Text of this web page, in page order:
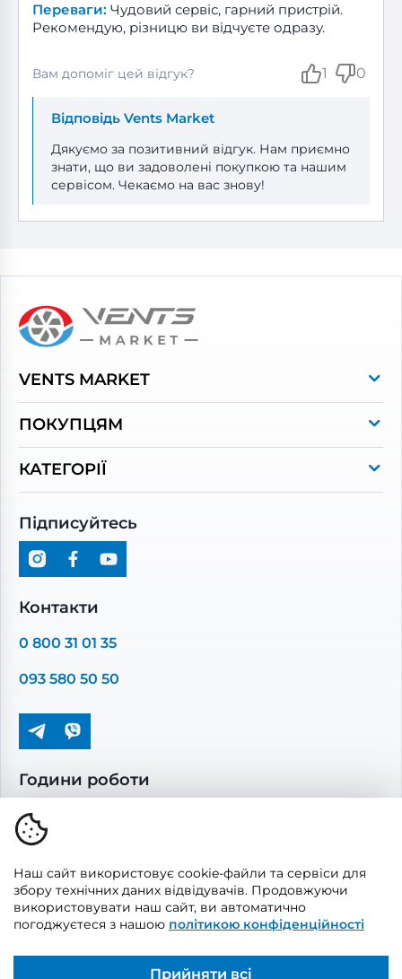
Переваги: Чудовий сервіс, гарний пристрій.
Рекомендую, різницю ви відчуєте одразу.
Вам допоміг цей відгук? 1 0
Відповідь Vents Market
Дякуємо за позитивний відгук. Нам приємно
знати, що ви задоволені покупкою та нашим
сервісом. Чекаємо на вас знову!
VENTS MARKET
Бренди
Політика конфіденційності
Договір роздрібної купівлі-продажу
ПОКУПЦЯМ
Оплата та доставка
КАТЕГОРІЇ
Рекуператори
Вентиляційні установки
Промислова вентиляція
Комплектуючі вентиляції
Решітки вентиляційні
Дверцята ревізійні
Підписуйтесь
Контакти
0 800 31 01 35
093 580 50 50
Години роботи
Сб-Нд: вихідні
Наш сайт використовує cookie-файли та сервіси для
збору технічних даних відвідувачів. Продовжуючи
використовувати наш сайт, ви автоматично
погоджуєтеся з нашою політикою конфіденційності
Прийняти всі